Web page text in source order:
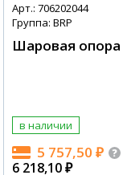
Арт.: 706202044
Группа: BRP
Шаровая опора
в наличии
5 757,50 ₽
6 218,10₽